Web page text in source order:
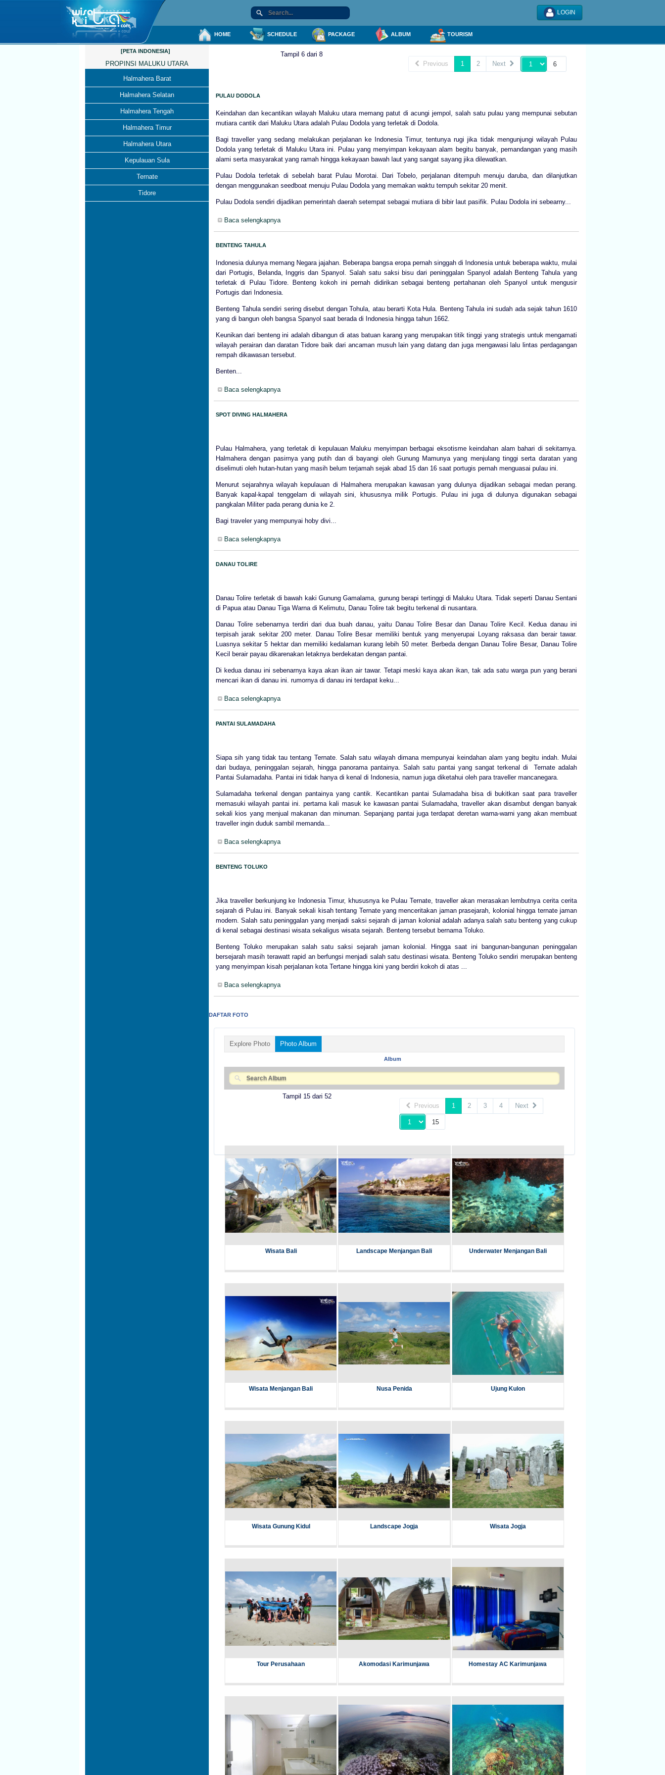
LOGIN
HOME SCHEDULE PACKAGE ALBUM TOURISM
[PETA INDONESIA]
PROPINSI MALUKU UTARA
Halmahera Barat
Halmahera Selatan
Halmahera Tengah
Halmahera Timur
Halmahera Utara
Kepulauan Sula
Ternate
Tidore
Tampil 6 dari 8
Previous
1 2 Next
PULAU DODOLA
Keindahan dan kecantikan wilayah Maluku utara memang patut di acungi jempol, salah satu pulau yang mempunai sebutan
mutiara cantik dari Maluku Utara adalah Pulau Dodola yang terletak di Dodola.
Bagi traveller yang sedang melakukan perjalanan ke Indonesia Timur, tentunya rugi jika tidak mengunjungi wilayah Pulau
Dodola yang terletak di Maluku Utara ini. Pulau yang menyimpan kekayaan alam begitu banyak, pemandangan yang masih
alami serta masyarakat yang ramah hingga kekayaan bawah laut yang sangat sayang jika dilewatkan.
Pulau Dodola terletak di sebelah barat Pulau Morotai. Dari Tobelo, perjalanan ditempuh menuju daruba, dan dilanjutkan
dengan menggunakan seedboat menuju Pulau Dodola yang memakan waktu tempuh sekitar 20 menit.
Pulau Dodola sendiri dijadikan pemerintah daerah setempat sebagai mutiara di bibir laut pasifik. Pulau Dodola ini sebearny...
Baca selengkapnya
BENTENG TAHULA
Indonesia dulunya memang Negara jajahan. Beberapa bangsa eropa pernah singgah di Indonesia untuk beberapa waktu, mulai
dari Portugis, Belanda, Inggris dan Spanyol. Salah satu saksi bisu dari peninggalan Spanyol adalah Benteng Tahula yang
terletak di Pulau Tidore. Benteng kokoh ini pernah didirikan sebagai benteng pertahanan oleh Spanyol untuk mengusir
Portugis dari Indonesia.
Benteng Tahula sendiri sering disebut dengan Tohula, atau berarti Kota Hula. Benteng Tahula ini sudah ada sejak tahun 1610
yang di bangun oleh bangsa Spanyol saat berada di Indonesia hingga tahun 1662.
Keunikan dari benteng ini adalah dibangun di atas batuan karang yang merupakan titik tinggi yang strategis untuk mengamati
wilayah perairan dan daratan Tidore baik dari ancaman musuh lain yang datang dan juga mengawasi lalu lintas perdagangan
rempah dikawasan tersebut.
Benten...
Baca selengkapnya
SPOT DIVING HALMAHERA
Pulau Halmahera, yang terletak di kepulauan Maluku menyimpan berbagai eksotisme keindahan alam bahari di sekitarnya.
Halmahera dengan pasirnya yang putih dan di bayangi oleh Gunung Mamunya yang menjulang tinggi serta daratan yang
diselimuti oleh hutan-hutan yang masih belum terjamah sejak abad 15 dan 16 saat portugis pernah menguasai pulau ini.
Menurut sejarahnya wilayah kepulauan di Halmahera merupakan kawasan yang dulunya dijadikan sebagai medan perang.
Banyak kapal-kapal tenggelam di wilayah sini, khususnya milik Portugis. Pulau ini juga di dulunya digunakan sebagai
pangkalan Militer pada perang dunia ke 2.
Bagi traveler yang mempunyai hoby divi...
Baca selengkapnya
DANAU TOLIRE
Danau Tolire terletak di bawah kaki Gunung Gamalama, gunung berapi tertinggi di Maluku Utara. Tidak seperti Danau Sentani
di Papua atau Danau Tiga Warna di Kelimutu, Danau Tolire tak begitu terkenal di nusantara.
Danau Tolire sebenarnya terdiri dari dua buah danau, yaitu Danau Tolire Besar dan Danau Tolire Kecil. Kedua danau ini
terpisah jarak sekitar 200 meter. Danau Tolire Besar memiliki bentuk yang menyerupai Loyang raksasa dan berair tawar.
Luasnya sekitar 5 hektar dan memiliki kedalaman kurang lebih 50 meter. Berbeda dengan Danau Tolire Besar, Danau Tolire
Kecil berair payau dikarenakan letaknya berdekatan dengan pantai.
Di kedua danau ini sebenarnya kaya akan ikan air tawar. Tetapi meski kaya akan ikan, tak ada satu warga pun yang berani
mencari ikan di danau ini. rumornya di danau ini terdapat keku...
Baca selengkapnya
PANTAI SULAMADAHA
Siapa sih yang tidak tau tentang Ternate. Salah satu wilayah dimana mempunyai keindahan alam yang begitu indah. Mulai
dari budaya, peninggalan sejarah, hingga panorama pantainya. Salah satu pantai yang sangat terkenal di Ternate adalah
Pantai Sulamadaha. Pantai ini tidak hanya di kenal di Indonesia, namun juga diketahui oleh para traveller mancanegara.
Sulamadaha terkenal dengan pantainya yang cantik. Kecantikan pantai Sulamadaha bisa di bukitkan saat para traveller
memasuki wilayah pantai ini. pertama kali masuk ke kawasan pantai Sulamadaha, traveller akan disambut dengan banyak
sekali kios yang menjual makanan dan minuman. Sepanjang pantai juga terdapat deretan warna-warni yang akan membuat
traveller ingin duduk sambil memanda...
Baca selengkapnya
BENTENG TOLUKO
Jika traveller berkunjung ke Indonesia Timur, khususnya ke Pulau Ternate, traveller akan merasakan lembutnya cerita cerita
sejarah di Pulau ini. Banyak sekali kisah tentang Ternate yang menceritakan jaman prasejarah, kolonial hingga ternate jaman
modern. Salah satu peninggalan yang menjadi saksi sejarah di jaman kolonial adalah adanya salah satu benteng yang cukup
di kenal sebagai destinasi wisata sekaligus wisata sejarah. Benteng tersebut bernama Toluko.
Benteng Toluko merupakan salah satu saksi sejarah jaman kolonial. Hingga saat ini bangunan-bangunan peninggalan
bersejarah masih terawatt rapid an berfungsi menjadi salah satu destinasi wisata. Benteng Toluko sendiri merupakan benteng
yang menyimpan kisah perjalanan kota Tertane hingga kini yang berdiri kokoh di atas ...
Baca selengkapnya
DAFTAR FOTO
Explore Photo Photo Album
Album
Tampil 15 dari 52
Previous
1 2 3 4 Next
Wisata Bali Landscape Menjangan Bali Underwater Menjangan Bali
Wisata Menjangan Bali Nusa Penida Ujung Kulon
Wisata Gunung Kidul Landscape Jogja Wisata Jogja
Tour Perusahaan Akomodasi Karimunjawa Homestay AC Karimunjawa